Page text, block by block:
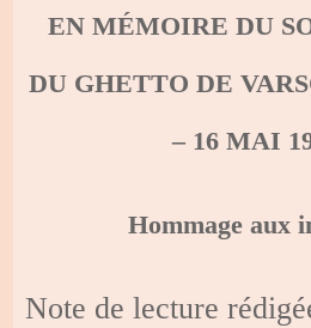
EN MÉMOIRE DU
DU GHETTO DE
– 16 MAI
Hommage aux
Note de lecture